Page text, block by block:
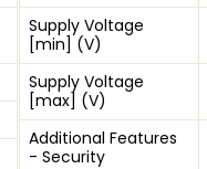
Supply Voltage
[min] (V)
Supply Voltage
[max] (V)
Additional Features
- Security